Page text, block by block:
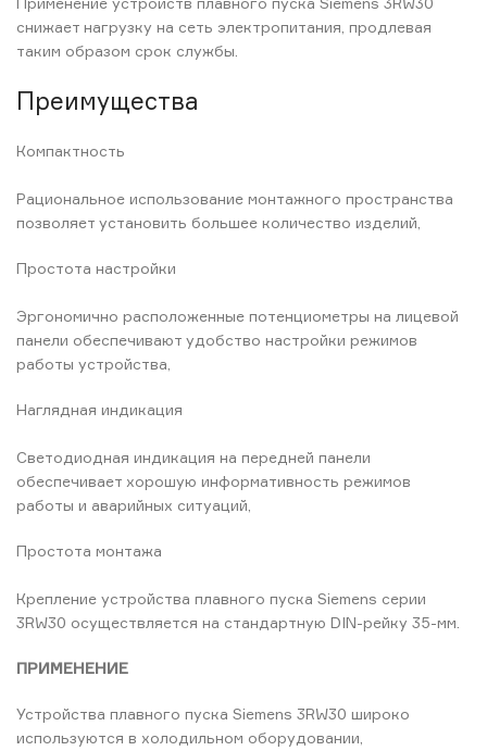
снижает нагрузку на сеть электропитания, продлевая
таким образом срок службы.
Преимущества
Компактность
Рациональное использование монтажного пространства
позволяет установить большее количество изделий,
Простота настройки
Эргономично расположенные потенциометры на лицевой
панели обеспечивают удобство настройки режимов
работы устройства,
Наглядная индикация
Светодиодная индикация на передней панели
обеспечивает хорошую информативность режимов
работы и аварийных ситуаций,
Простота монтажа
Крепление устройства плавного пуска Siemens серии
3RW30 осуществляется на стандартную DIN-рейку 35-мм.
ПРИМЕНЕНИЕ
Устройства плавного пуска Siemens 3RW30 широко
используются в холодильном оборудовании,